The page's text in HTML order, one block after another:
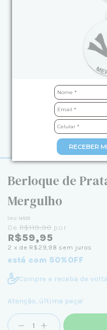
RECEBER
Berloque de
Mergulho
SKU: 14555
DeR$119,90 por
R$59,95
2 x de R$29,98 sem juros
está com 50%OFF
Compre e receba de
Atenção, última peça!